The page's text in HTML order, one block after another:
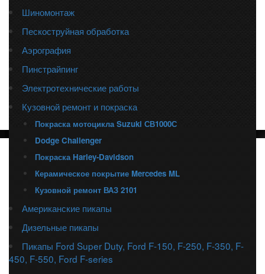
Шиномонтаж
Пескоструйная обработка
Аэрография
Пинстрайпинг
Электротехнические работы
Кузовной ремонт и покраска
Покраска мотоцикла Suzuki СВ1000С
Dodge Challenger
Покраска Harley-Davidson
Керамическое покрытие Mercedes ML
Кузовной ремонт ВАЗ 2101
Американские пикапы
Дизельные пикапы
Пикапы Ford Super Duty, Ford F-150, F-250, F-350, F-
450, F-550, Ford F-series